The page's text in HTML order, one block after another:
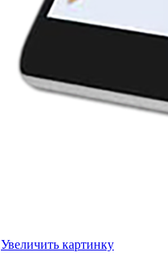
Увеличить картинку